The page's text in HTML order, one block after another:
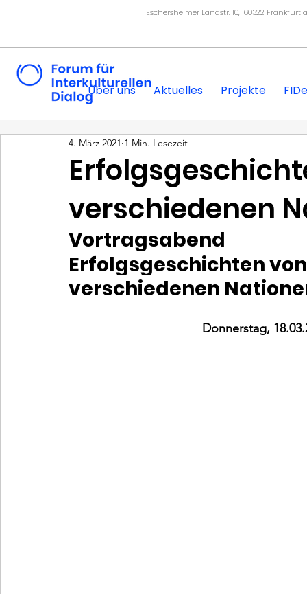
Eschersheimer Landstr. 10, 60322 Frankfurt
Über uns Aktuelles Projekte
verschiedenen
4. März 2021 1 Min. Lesezeit
Vortragsabend
Erfolgsgeschichten
verschiedenen
Donnerstag,